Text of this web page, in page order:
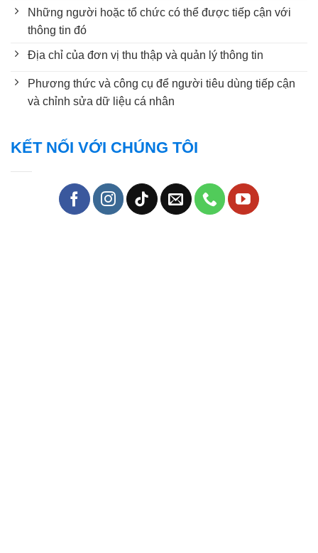
Những người hoặc tổ chức có thể được tiếp cận với
thông tin đó
Địa chỉ của đơn vị thu thập và quản lý thông tin
Phương thức và công cụ để người tiêu dùng tiếp cận
và chỉnh sửa dữ liệu cá nhân
KẾT NỐI VỚI CHÚNG TÔI